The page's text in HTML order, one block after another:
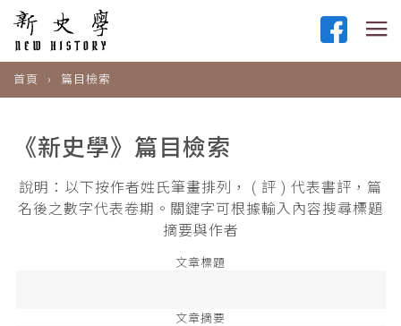
首頁 篇目檢索
《新史學》篇目檢索
說明：以下按作者姓氏筆畫排列， ( 評 ) 代表書評，篇
名後之數字代表卷期。關鍵字可根據輸入內容搜尋標題
摘要與作者
文章標題
文章摘要